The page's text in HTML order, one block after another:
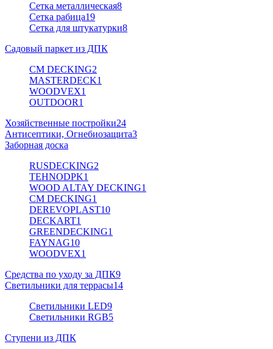
Сетка металлическая8
Сетка рабица19
Сетка для штукатурки8
Садовый паркет из ДПК
CM DECKING2
MASTERDECK1
WOODVEX1
OUTDOOR1
Хозяйственные постройки24
Антисептики, Огнебиозащита3
Заборная доска
RUSDECKING2
TEHNODPK1
WOOD ALTAY DECKING1
CM DECKING1
DEREVOPLAST10
DECKART1
GREENDECKING1
FAYNAG10
WOODVEX1
Средства по уходу за ДПК9
Светильники для террасы14
Светильники LED9
Светильники RGB5
Ступени из ДПК